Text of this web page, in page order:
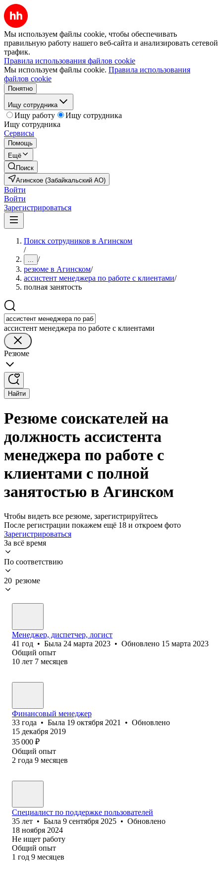
Мы используем файлы cookie, чтобы обеспечивать
правильную работу нашего веб-сайта и анализировать сетевой
трафик.
Правила использования файлов cookie
Мы используем файлы cookie. Правила использования
файлов cookie
Понятно
Ищу сотрудника
Ищу работу
Ищу сотрудника
Ищу сотрудника
Сервисы
Помощь
Ещё
Поиск
Агинское (Забайкальский АО)
Войти
Войти
Зарегистрироваться
Поиск сотрудников в Агинском
/
... /
резюме в Агинском/
ассистент менеджера по работе с клиентами/
полная занятость
ассистент менеджера по работе с клиентами
Резюме
Найти
Резюме соискателей на
должность ассистента
менеджера по работе с
клиентами с полной
занятостью в Агинском
Чтобы видеть все резюме, зарегистрируйтесь
После регистрации покажем ещё 18 и откроем фото
Зарегистрироваться
За всё время
По соответствию
20 резюме
Менеджер, диспетчер, логист
41 год • Была 24 марта 2023 • Обновлено 15 марта 2023
Общий опыт
10 лет 7 месяцев
Финансовый менеджер
33 года • Была 19 октября 2021 • Обновлено
15 декабря 2019
35 000 ₽
Общий опыт
2 года 9 месяцев
Специалист по поддержке пользователей
35 лет • Была 9 сентября 2025 • Обновлено
18 ноября 2024
Не ищет работу
Общий опыт
1 год 9 месяцев